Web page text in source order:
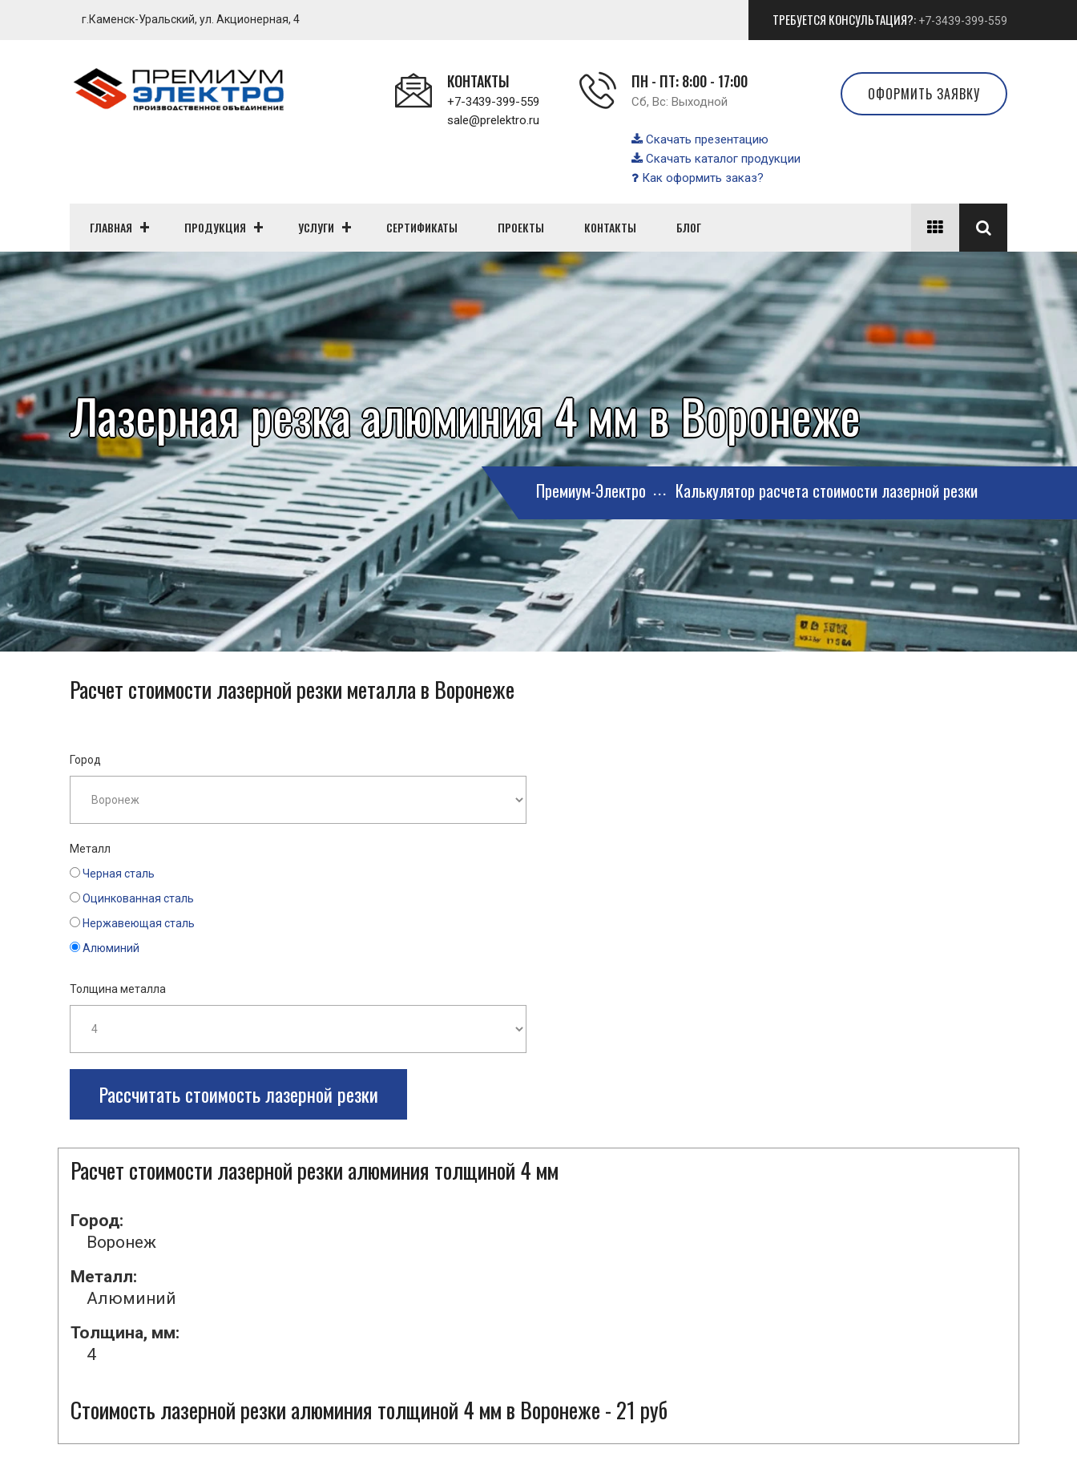
г.Каменск-Уральский, ул. Акционерная, 4 ТРЕБУЕТСЯ КОНСУЛЬТАЦИЯ?: +7-3439-399-559
КОНТАКТЫ
+7-3439-399-559
sale@prelektro.ru
ПН - ПТ: 8:00 - 17:00
Сб, Вс: Выходной
Скачать презентацию
Скачать каталог продукции
Как оформить заказ?
ОФОРМИТЬ ЗАЯВКУ
ГЛАВНАЯ ПРОДУКЦИЯ УСЛУГИ СЕРТИФИКАТЫ ПРОЕКТЫ КОНТАКТЫ БЛОГ
Лазерная резка алюминия 4 мм в Воронеже
Премиум-Электро Калькулятор расчета стоимости лазерной резки
Расчет стоимости лазерной резки металла в Воронеже
Город
Металл
Черная сталь
Оцинкованная сталь
Нержавеющая сталь
Алюминий
Толщина металла
Рассчитать стоимость лазерной резки
Расчет стоимости лазерной резки алюминия толщиной 4 мм
Город:
Воронеж
Металл:
Алюминий
Толщина, мм:
4
Стоимость лазерной резки алюминия толщиной 4 мм в Воронеже - 21 руб